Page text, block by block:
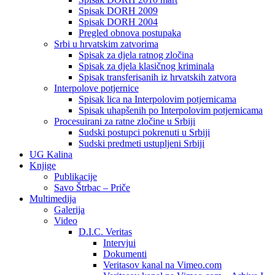
Spisak DORH 2009
Spisak DORH 2004
Pregled obnova postupaka
Srbi u hrvatskim zatvorima
Spisak za djela ratnog zločina
Spisak za djela klasičnog kriminala
Spisak transferisanih iz hrvatskih zatvora
Interpolove potjernice
Spisak lica na Interpolovim potjernicama
Spisak uhapšenih po Interpolovim potjernicama
Procesuirani za ratne zločine u Srbiji
Sudski postupci pokrenuti u Srbiji
Sudski predmeti ustupljeni Srbiji
UG Kalina
Knjige
Publikacije
Savo Štrbac – Priče
Multimedija
Galerija
Video
D.I.C. Veritas
Intervjui
Dokumenti
Veritasov kanal na Vimeo.com